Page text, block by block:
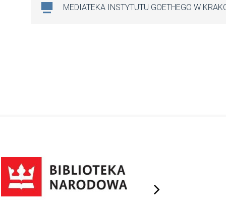
MEDIATEKA INSTYTUTU GOETHEGO W
next